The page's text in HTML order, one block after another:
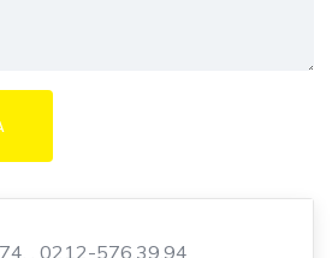
, 0212-576.39.94